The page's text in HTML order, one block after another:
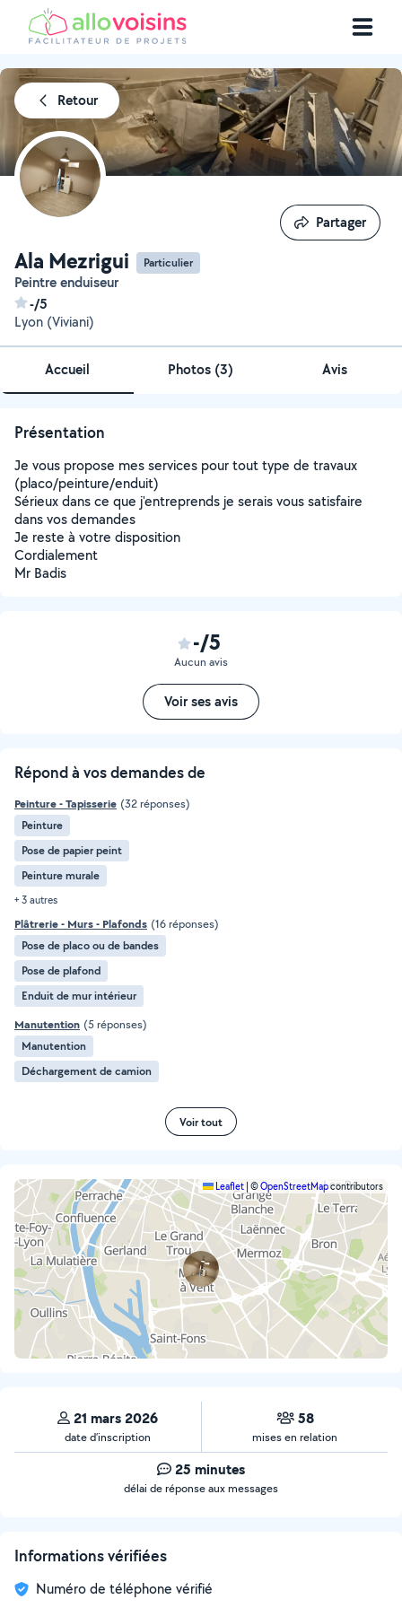
Retour
Ala Mezrigui Particulier
Peintre enduiseur
-/5
Lyon (Viviani)
Partager
Partager
Accueil Photos (3) Avis
Présentation
Je vous propose mes services pour tout type de travaux
(placo/peinture/enduit)
Sérieux dans ce que j'entreprends je serais vous satisfaire
dans vos demandes
Je reste à votre disposition
Cordialement
Mr Badis
-/5
Aucun avis
Voir ses avis
Répond à vos demandes de
Peinture - Tapisserie (32 réponses)
Peinture
Pose de papier peint
Peinture murale
+ 3 autres
Plâtrerie - Murs - Plafonds (16 réponses)
Pose de placo ou de bandes
Pose de plafond
Enduit de mur intérieur
Manutention (5 réponses)
Manutention
Déchargement de camion
Voir tout
Leaflet ©OpenStreetMapcontributors
21 mars 2026
date d’inscription
58
mises en relation
25 minutes
délai de réponse aux messages
Informations vérifiées
Numéro de téléphone vérifié